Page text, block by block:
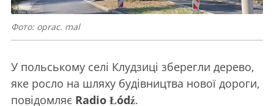
Фото: oprac. mal
У польському селі Клудзиці зберегли дерево,
яке росло на шляху будівництва нової дороги,
повідомляє Radio Łódź.